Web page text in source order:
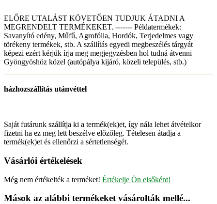
ELŐRE UTALÁST KÖVETŐEN TUDJUK ÁTADNI A
MEGRENDELT TERMÉKEKET. ------- Példatermékek:
Savanyító edény, Műfű, Agrofólia, Hordók, Terjedelmes vagy
törékeny termékek, stb. A szállítás egyedi megbeszélés tárgyát
képezi ezért kérjük írja meg megjegyzésben hol tudná átvenni
Gyöngyöshöz közel (autópálya kijáró, közeli település, stb.)
házhozszállítás utánvéttel
Saját futárunk szállítja ki a termék(ek)et, így nála lehet átvételkor
fizetni ha ez meg lett beszélve előzőleg. Tételesen átadja a
termék(ek)et és ellenőrzi a sértetlenségét.
Vásárlói értékelések
Még nem értékelték a terméket! Értékelje Ön elsőként!
Mások az alábbi termékeket vásárolták mellé...